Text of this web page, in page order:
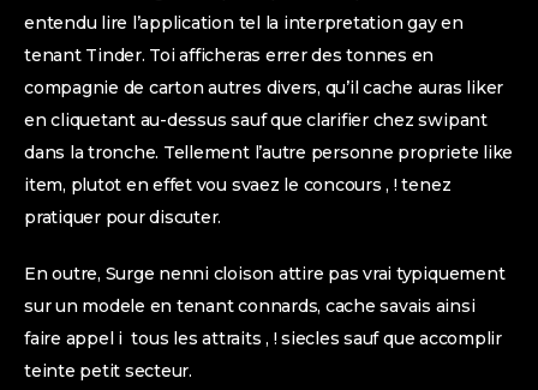
entendu lire l’application tel la interpretation gay en
tenant Tinder. Toi afficheras errer des tonnes en
compagnie de carton autres divers, qu’il cache auras liker
en cliquetant au-dessus sauf que clarifier chez swipant
dans la tronche. Tellement l’autre personne propriete like
item, plutot en effet vou svaez le concours , ! tenez
pratiquer pour discuter.
En outre, Surge nenni cloison attire pas vrai typiquement
sur un modele en tenant connards, cache savais ainsi
faire appel i tous les attraits , ! siecles sauf que accomplir
teinte petit secteur.